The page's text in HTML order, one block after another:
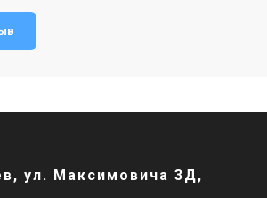
ул. Максимовича 3Д,